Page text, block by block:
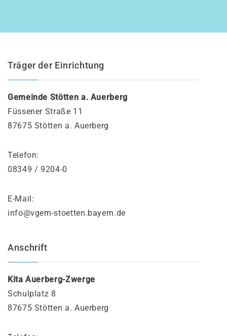
UNSERE KITA
Gruppenstruktur
Räumlichkeiten
Verpflegung
KONZEPTIONEN/FLYER
Krippe
Kurzkonzeption
Unsere Eingewöhnung
Träger der Einrichtung
Gemeinde Stötten a. Auerberg
Füssener Straße 11
87675 Stötten a. Auerberg
Telefon:
08349 / 9204-0
E-Mail:
info@vgem-stoetten.bayern.de
Anschrift
Kita Auerberg-Zwerge
Schulplatz 8
87675 Stötten a. Auerberg